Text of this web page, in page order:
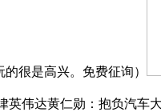
很是高兴。免费征询）
伟达黄仁勋：抱负汽